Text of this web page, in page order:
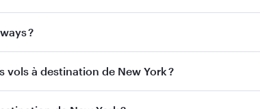
les vols depuis notre page
?
Airways. Nous desservons plus de 150
vols à destination de New York ?